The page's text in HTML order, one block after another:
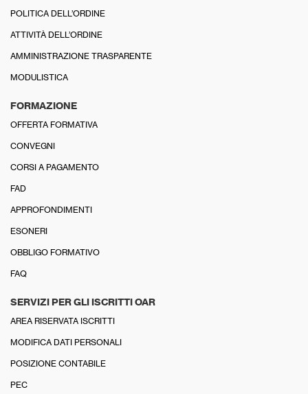
POLITICA DELL’ORDINE
ATTIVITÀ DELL’ORDINE
AMMINISTRAZIONE TRASPARENTE
MODULISTICA
FORMAZIONE
OFFERTA FORMATIVA
CONVEGNI
CORSI A PAGAMENTO
FAD
APPROFONDIMENTI
ESONERI
OBBLIGO FORMATIVO
FAQ
SERVIZI PER GLI ISCRITTI OAR
AREA RISERVATA ISCRITTI
MODIFICA DATI PERSONALI
POSIZIONE CONTABILE
PEC